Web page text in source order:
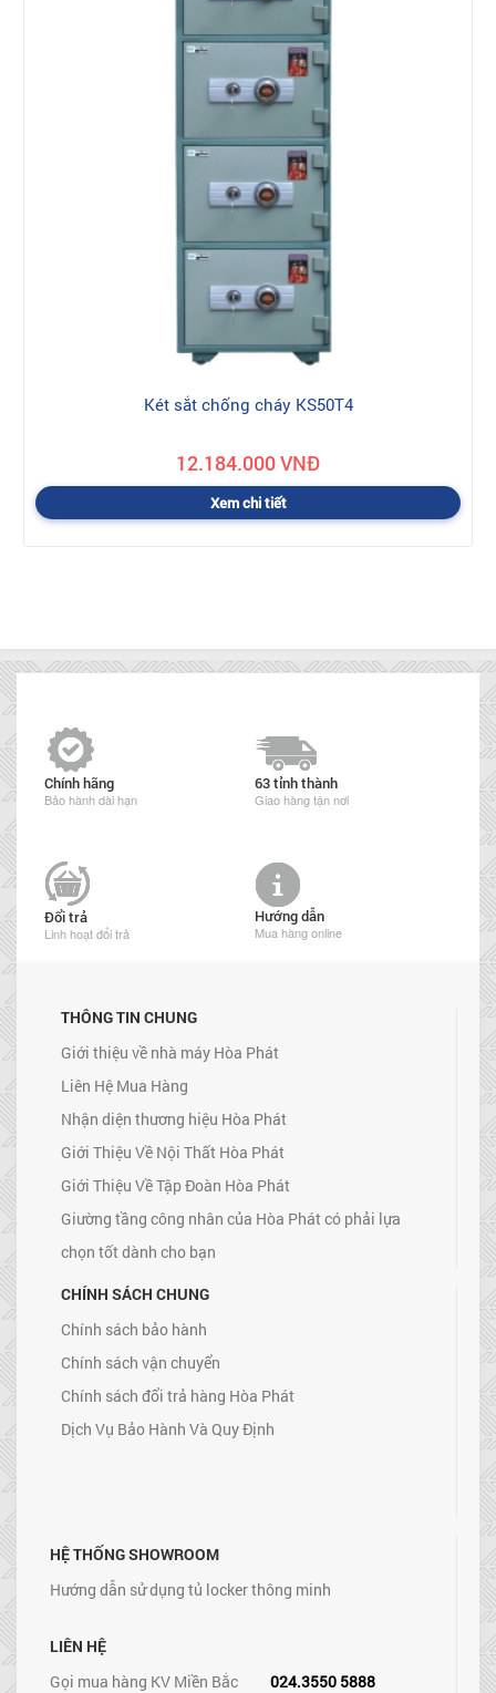
Két sắt chống cháy KS50T4
12.184.000 VNĐ
Xem chi tiết
Chính hãng
Bảo hành dài hạn
63 tỉnh thành
Giao hàng tận nơi
Đổi trả
Linh hoạt đổi trả
Hướng dẫn
Mua hàng online
THÔNG TIN CHUNG
Giới thiệu về nhà máy Hòa Phát
Liên Hệ Mua Hàng
Nhận diện thương hiệu Hòa Phát
Giới Thiệu Về Nội Thất Hòa Phát
Giới Thiệu Về Tập Đoàn Hòa Phát
Giường tầng công nhân của Hòa Phát có phải lựa
chọn tốt dành cho bạn
CHÍNH SÁCH CHUNG
Chính sách bảo hành
Chính sách vận chuyển
Chính sách đổi trả hàng Hòa Phát
Dịch Vụ Bảo Hành Và Quy Định
HỆ THỐNG SHOWROOM
Hướng dẫn sử dụng tủ locker thông minh
LIÊN HỆ
Gọi mua hàng KV Miền Bắc
024.3550 5888